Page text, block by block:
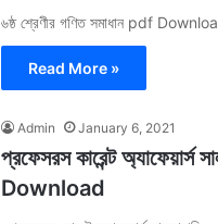
৬ষ্ঠ শ্রেণীর গণিত সমাধান pdf
Read More »
Admin January 6, 2021
প্রফেসরস কারেন্ট
Download